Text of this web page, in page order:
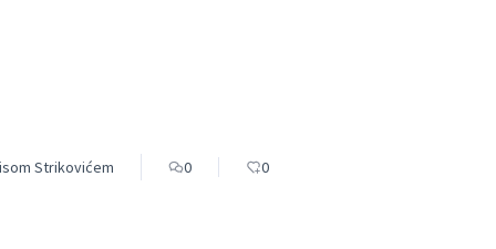
Strikovićem 0 0